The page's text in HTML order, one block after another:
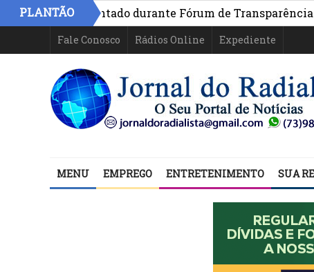
PLANTÃO
é apresentado durante Fórum de Transparência da
Fale Conosco Rádios Online Expediente
MENU EMPREGO ENTRETENIMENTO SUA